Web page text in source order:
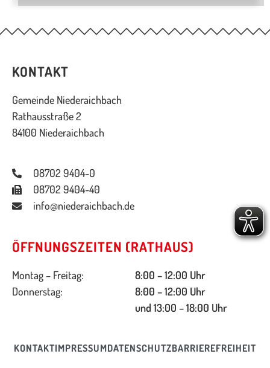
KONTAKT
Gemeinde Niederaichbach
Rathausstraße 2
84100 Niederaichbach
08702 9404-0
08702 9404-40
info@niederaichbach.de
ÖFFNUNGSZEITEN (RATHAUS)
Montag – Freitag:
8:00 – 12:00 Uhr
Donnerstag:
8:00 – 12:00 Uhr
und 13:00 – 18:00 Uhr
KONTAKTIMPRESSUMDATENSCHUTZBARRIEREFREIHEIT